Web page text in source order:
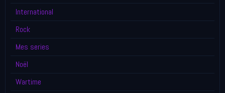
International
Rock
Mes series
Noël
Wartime